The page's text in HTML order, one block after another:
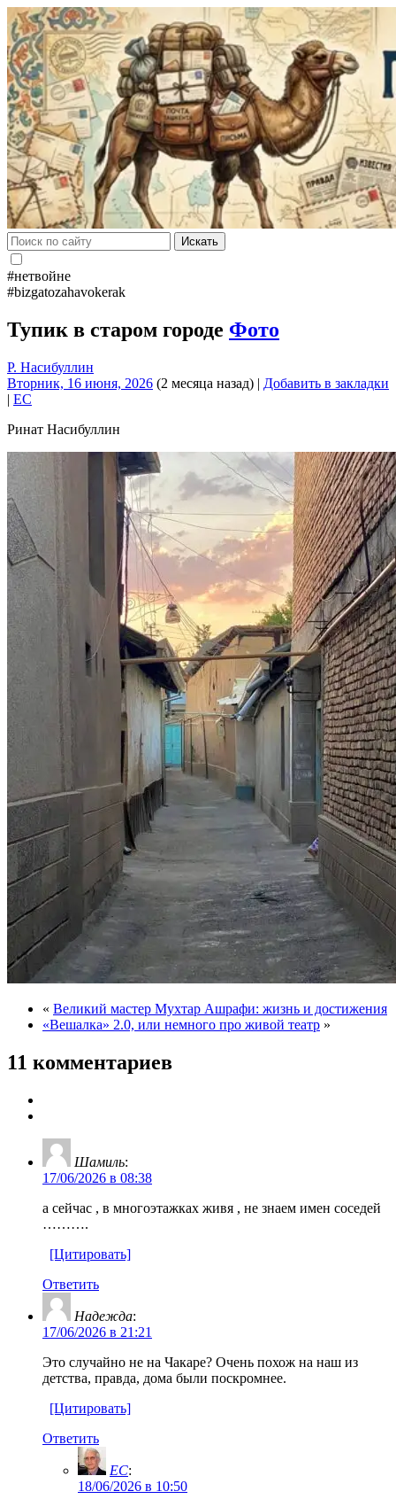
Искать
#нетвойне
#bizgatozahavokerak
Тупик в старом городе Фото
Р. Насибуллин
Вторник, 16 июня, 2026 (2 месяца назад) | Добавить в закладки
| EC
Ринат Насибуллин
« Великий мастер Мухтар Ашрафи: жизнь и достижения
«Вешалка» 2.0, или немного про живой театр »
11 комментариев
Шамиль:
17/06/2026 в 08:38
а сейчас , в многоэтажках живя , не знаем имен соседей
……….
[Цитировать]
Ответить
Надежда:
17/06/2026 в 21:21
Это случайно не на Чакаре? Очень похож на наш из
детства, правда, дома были поскромнее.
[Цитировать]
Ответить
EC:
18/06/2026 в 10:50